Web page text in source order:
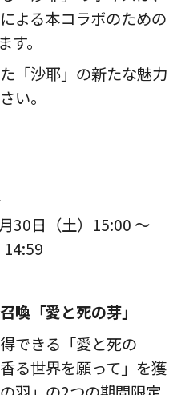
よる本コラボのための
。
「沙耶」の新たな魅力
い。
30日（土）15:00 ～
喚「愛と死の芽」
できる「愛と死の
る世界を願って」を獲